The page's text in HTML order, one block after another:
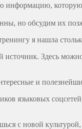
которую
но обсудим их
я нашла
Здесь
и
языковых
с новой